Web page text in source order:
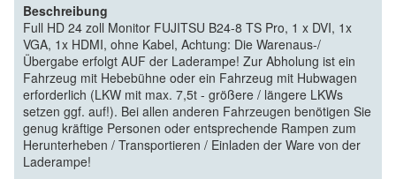
Beschreibung
Full HD 24 zoll Monitor FUJITSU B24-8 TS Pro, 1 x DVI, 1x
VGA, 1x HDMI, ohne Kabel, Achtung: Die Warenaus-/
Übergabe erfolgt AUF der Laderampe! Zur Abholung ist ein
Fahrzeug mit Hebebühne oder ein Fahrzeug mit Hubwagen
erforderlich (LKW mit max. 7,5t - größere / längere LKWs
setzen ggf. auf!). Bei allen anderen Fahrzeugen benötigen Sie
genug kräftige Personen oder entsprechende Rampen zum
Herunterheben / Transportieren / Einladen der Ware von der
Laderampe!